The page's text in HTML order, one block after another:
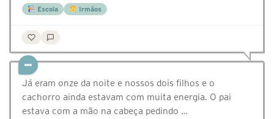
Escola Irmãos
Já eram onze da noite e nossos dois filhos e o
cachorro ainda estavam com muita energia. O pai
estava com a mão na cabeça pedindo …